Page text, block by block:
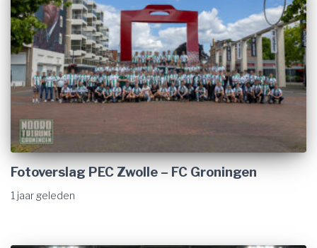
Fotoverslag PEC Zwolle – FC Groningen
1 jaar geleden